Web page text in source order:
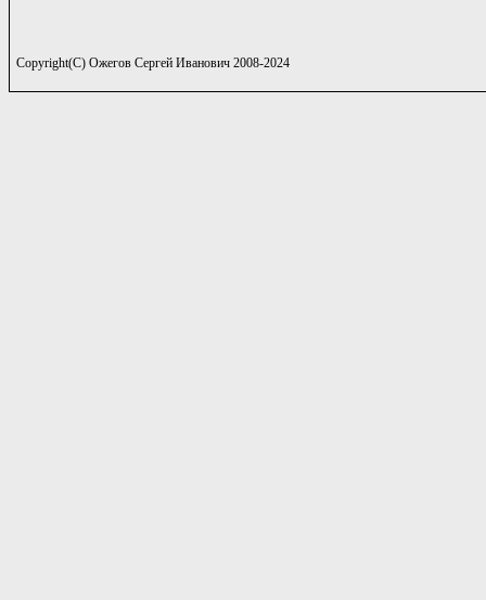
Copyright(C) Ожегов Сергей Иванович 2008-2024